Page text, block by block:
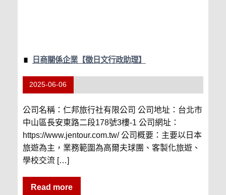
日商關係企業【徵日文行政助理】
2025-06-06
公司名稱：仁邦旅行社有限公司 公司地址：台北市
中山區長安東路二段178號3樓-1 公司網址：
https://www.jentour.com.tw/ 公司概要：主要以日本
旅遊為主，業務範圍為高爾夫球團、客製化旅遊、
學校交流 […]
Read more